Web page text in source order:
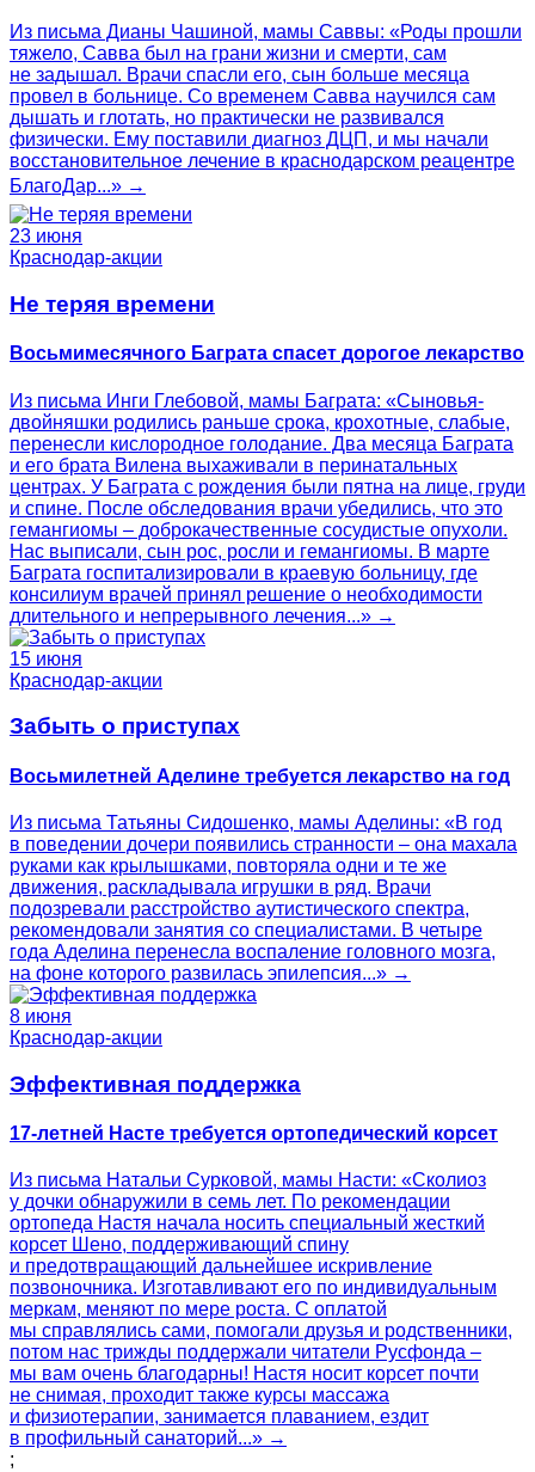
Из письма Дианы Чашиной, мамы Саввы: «Роды прошли
тяжело, Савва был на грани жизни и смерти, сам
не задышал. Врачи спасли его, сын больше месяца
провел в больнице. Со временем Савва научился сам
дышать и глотать, но практически не развивался
физически. Ему поставили диагноз ДЦП, и мы начали
восстановительное лечение в краснодарском реацентре
БлагоДар...» →
23 июня
Краснодар-акции
Не теряя времени
Восьмимесячного Баграта спасет дорогое лекарство
Из письма Инги Глебовой, мамы Баграта: «Сыновья-
двойняшки родились раньше срока, крохотные, слабые,
перенесли кислородное голодание. Два месяца Баграта
и его брата Вилена выхаживали в перинатальных
центрах. У Баграта с рождения были пятна на лице, груди
и спине. После обследования врачи убедились, что это
гемангиомы – доброкачественные сосудистые опухоли.
Нас выписали, сын рос, росли и гемангиомы. В марте
Баграта госпитализировали в краевую больницу, где
консилиум врачей принял решение о необходимости
длительного и непрерывного лечения...» →
15 июня
Краснодар-акции
Забыть о приступах
Восьмилетней Аделине требуется лекарство на год
Из письма Татьяны Сидошенко, мамы Аделины: «В год
в поведении дочери появились странности – она махала
руками как крылышками, повторяла одни и те же
движения, раскладывала игрушки в ряд. Врачи
подозревали расстройство аутистического спектра,
рекомендовали занятия со специалистами. В четыре
года Аделина перенесла воспаление головного мозга,
на фоне которого развилась эпилепсия...» →
8 июня
Краснодар-акции
Эффективная поддержка
17-летней Насте требуется ортопедический корсет
Из письма Натальи Сурковой, мамы Насти: «Сколиоз
у дочки обнаружили в семь лет. По рекомендации
ортопеда Настя начала носить специальный жесткий
корсет Шено, поддерживающий спину
и предотвращающий дальнейшее искривление
позвоночника. Изготавливают его по индивидуальным
меркам, меняют по мере роста. С оплатой
мы справлялись сами, помогали друзья и родственники,
потом нас трижды поддержали читатели Русфонда –
мы вам очень благодарны! Настя носит корсет почти
не снимая, проходит также курсы массажа
и физиотерапии, занимается плаванием, ездит
в профильный санаторий...» →
;